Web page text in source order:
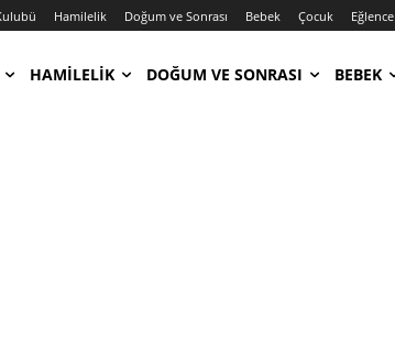
Hamilelik Doğum ve Sonrası Bebek Çocuk Eğlence
HAMILELIK DOĞUM VE SONRASI BEBEK